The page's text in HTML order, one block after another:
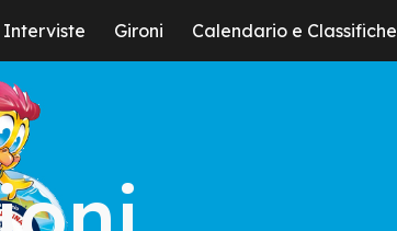
Skip to navigation
Interviste Gironi Calendario e Classifiche